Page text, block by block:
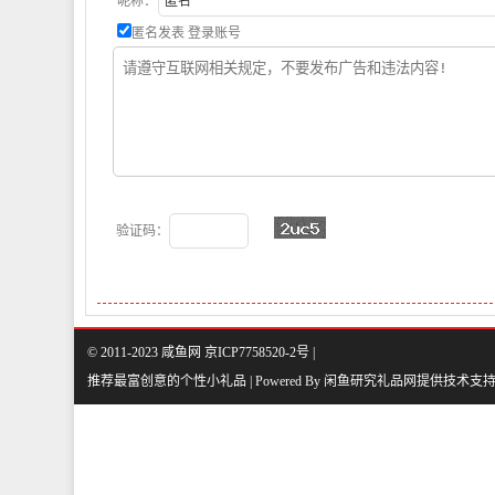
匿名发表 登录账号
验证码：
© 2011-2023 咸鱼网 京ICP7758520-2号 |
推荐最富创意的个性小礼品 | Powered By 闲鱼研究礼品网提供技术支持